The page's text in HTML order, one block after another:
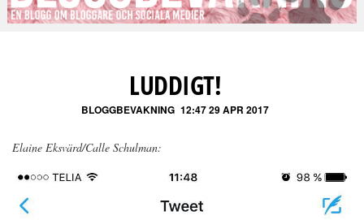
LUDDIGT!
BLOGGBEVAKNING 12:47 29 APR 2017
Elaine Eksvärd/Calle Schulman: